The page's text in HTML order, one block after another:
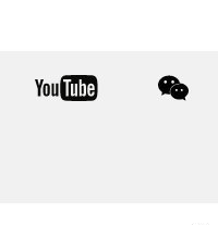
youtube